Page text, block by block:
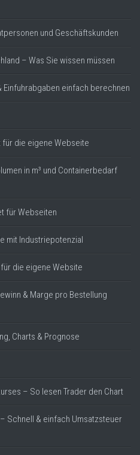
und Geschäftskunden
– Was Sie wissen müssen
Einfuhrabgaben einfach berechnen
die eigene Webseite
in m³ und Containerbedarf
für Webseiten
mit Industriepotenzial
die eigene Website
& Marge pro Bestellung
Charts & Prognose
– So lesen Trader den Chart
Schnell & einfach Umsatzsteuer